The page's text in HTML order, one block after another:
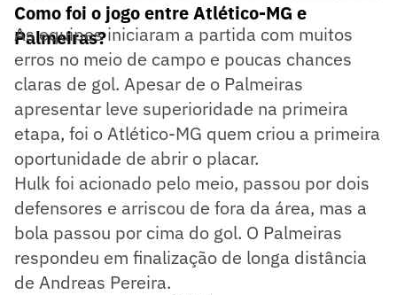
Como foi o jogo entre Atlético-MG e
Palmeiras?
As equipes iniciaram a partida com muitos
erros no meio de campo e poucas chances
claras de gol. Apesar de o Palmeiras
apresentar leve superioridade na primeira
etapa, foi o Atlético-MG quem criou a primeira
oportunidade de abrir o placar.
Hulk foi acionado pelo meio, passou por dois
defensores e arriscou de fora da área, mas a
bola passou por cima do gol. O Palmeiras
respondeu em finalização de longa distância
de Andreas Pereira.